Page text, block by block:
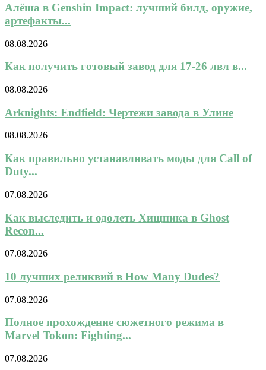
Алёша в Genshin Impact: лучший билд, оружие,
артефакты...
08.08.2026
Как получить готовый завод для 17-26 лвл в...
08.08.2026
Arknights: Endfield: Чертежи завода в Улине
08.08.2026
Как правильно устанавливать моды для Call of
Duty...
07.08.2026
Как выследить и одолеть Хищника в Ghost
Recon...
07.08.2026
10 лучших реликвий в How Many Dudes?
07.08.2026
Полное прохождение сюжетного режима в
Marvel Tokon: Fighting...
07.08.2026